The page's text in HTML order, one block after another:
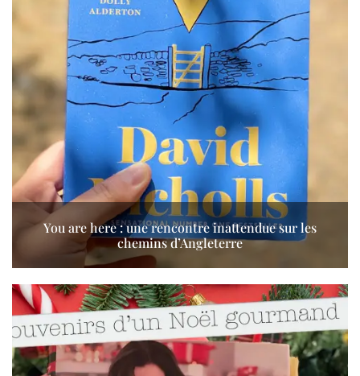
You are here : une rencontre inattendue sur les
chemins d’Angleterre